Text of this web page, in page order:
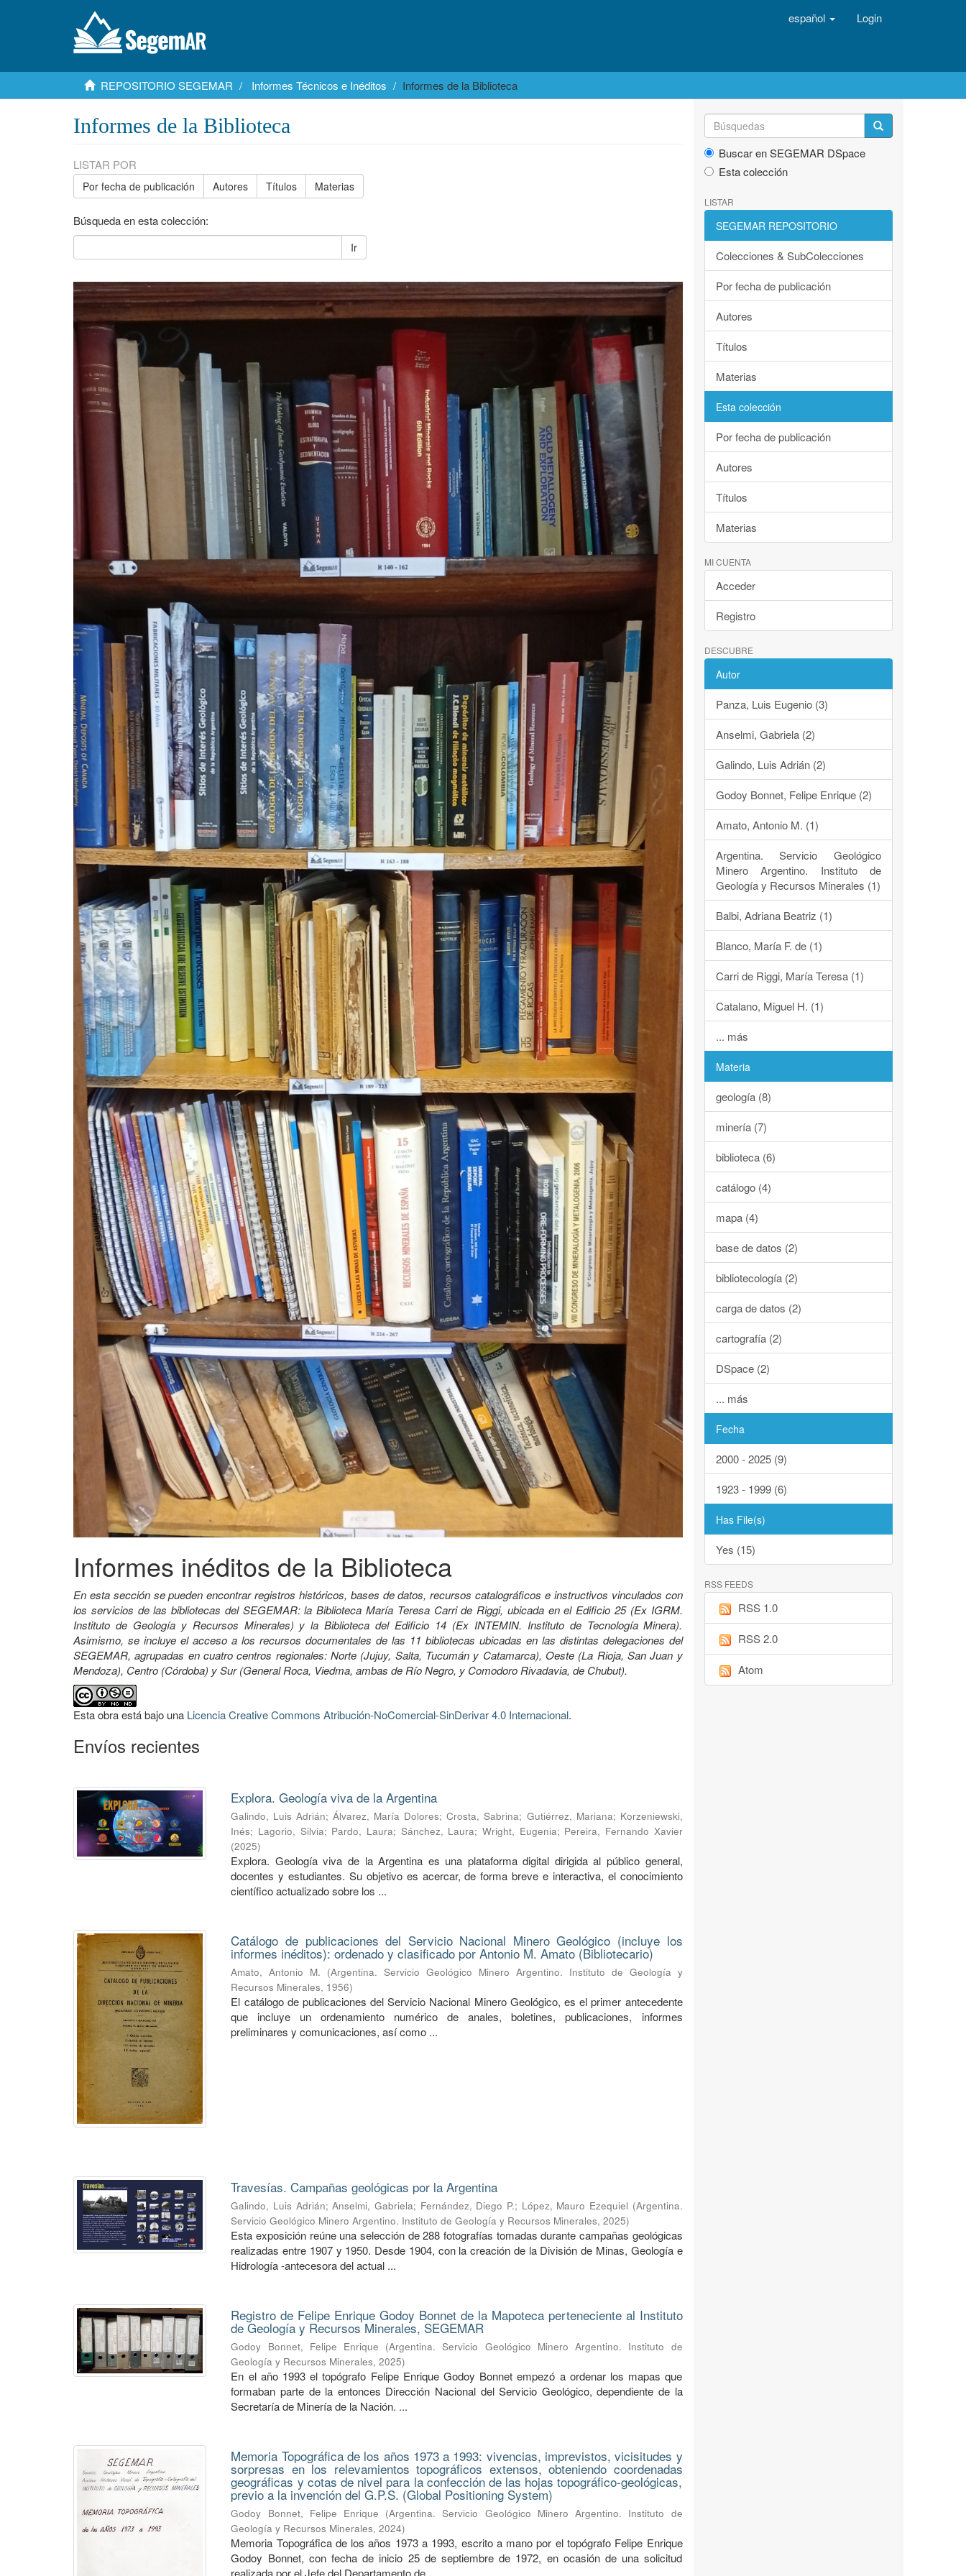
español Login
REPOSITORIO SEGEMAR Informes Técnicos e Inéditos Informes de la Biblioteca
Informes de la Biblioteca
LISTAR POR
Por fecha de publicación Autores Títulos Materias
Búsqueda en esta colección:
Ir
Informes inéditos de la Biblioteca
En esta sección se pueden encontrar registros históricos, bases de datos, recursos catalográficos e instructivos vinculados con
los servicios de las bibliotecas del SEGEMAR: la Biblioteca María Teresa Carri de Riggi, ubicada en el Edificio 25 (Ex IGRM.
Instituto de Geología y Recursos Minerales) y la Biblioteca del Edificio 14 (Ex INTEMIN. Instituto de Tecnología Minera).
Asimismo, se incluye el acceso a los recursos documentales de las 11 bibliotecas ubicadas en las distintas delegaciones del
SEGEMAR, agrupadas en cuatro centros regionales: Norte (Jujuy, Salta, Tucumán y Catamarca), Oeste (La Rioja, San Juan y
Mendoza), Centro (Córdoba) y Sur (General Roca, Viedma, ambas de Río Negro, y Comodoro Rivadavia, de Chubut).
Esta obra está bajo una Licencia Creative Commons Atribución-NoComercial-SinDerivar 4.0 Internacional.
Envíos recientes
Explora. Geología viva de la Argentina
Galindo, Luis Adrián;Álvarez, María Dolores;Crosta, Sabrina; Gutiérrez, Mariana; Korzeniewski,
Inés; Lagorio, Silvia; Pardo, Laura; Sánchez, Laura; Wright, Eugenia; Pereira, Fernando Xavier
(2025)
Explora. Geología viva de la Argentina es una plataforma digital dirigida al público general,
docentes y estudiantes. Su objetivo es acercar, de forma breve e interactiva, el conocimiento
científico actualizado sobre los ...
Catálogo de publicaciones del Servicio Nacional Minero Geológico (incluye los
informes inéditos): ordenado y clasificado por Antonio M. Amato (Bibliotecario)
Amato, Antonio M. (Argentina. Servicio Geológico Minero Argentino. Instituto de Geología y
Recursos Minerales, 1956)
El catálogo de publicaciones del Servicio Nacional Minero Geológico, es el primer antecedente
que incluye un ordenamiento numérico de anales, boletines, publicaciones, informes
preliminares y comunicaciones, así como ...
Travesías. Campañas geológicas por la Argentina
Galindo, Luis Adrián;Anselmi, Gabriela; Fernández, Diego P.; López, Mauro Ezequiel (Argentina.
Servicio Geológico Minero Argentino. Instituto de Geología y Recursos Minerales,2025)
Esta exposición reúne una selección de 288 fotografías tomadas durante campañas geológicas
realizadas entre 1907 y 1950. Desde 1904, con la creación de la División de Minas, Geología e
Hidrología -antecesora del actual ...
Registro de Felipe Enrique Godoy Bonnet de la Mapoteca perteneciente al Instituto
de Geología y Recursos Minerales, SEGEMAR
Godoy Bonnet, Felipe Enrique (Argentina. Servicio Geológico Minero Argentino. Instituto de
Geología y Recursos Minerales,2025)
En el año 1993 el topógrafo Felipe Enrique Godoy Bonnet empezó a ordenar los mapas que
formaban parte de la entonces Dirección Nacional del Servicio Geológico, dependiente de la
Secretaría de Minería de la Nación. ...
Memoria Topográfica de los años 1973 a 1993: vivencias, imprevistos, vicisitudes y
sorpresas en los relevamientos topográficos extensos, obteniendo coordenadas
geográficas y cotas de nivel para la confección de las hojas topográfico-geológicas,
previo a la invención del G.P.S. (Global Positioning System)
Godoy Bonnet, Felipe Enrique (Argentina. Servicio Geológico Minero Argentino. Instituto de
Geología y Recursos Minerales,2024)
Memoria Topográfica de los años 1973 a 1993, escrito a mano por el topógrafo Felipe Enrique
Godoy Bonnet, con fecha de inicio 25 de septiembre de 1972, en ocasión de una solicitud
realizada por el Jefe del Departamento de ...
Buscar en SEGEMAR DSpace
Esta colección
LISTAR
SEGEMAR REPOSITORIO
Colecciones & SubColecciones
Por fecha de publicación
Autores
Títulos
Materias
Esta colección
Por fecha de publicación
Autores
Títulos
Materias
MI CUENTA
Acceder
Registro
DESCUBRE
Autor
Panza, Luis Eugenio (3)
Anselmi, Gabriela (2)
Galindo, Luis Adrián (2)
Godoy Bonnet, Felipe Enrique (2)
Amato, Antonio M. (1)
Argentina. Servicio Geológico
Minero Argentino. Instituto de
Geología y Recursos Minerales (1)
Balbi, Adriana Beatriz (1)
Blanco, María F. de (1)
Carri de Riggi, María Teresa (1)
Catalano, Miguel H. (1)
... más
Materia
geología (8)
minería (7)
biblioteca (6)
catálogo (4)
mapa (4)
base de datos (2)
bibliotecología (2)
carga de datos (2)
cartografía (2)
DSpace (2)
... más
Fecha
2000 - 2025 (9)
1923 - 1999 (6)
Has File(s)
Yes (15)
RSS FEEDS
RSS 1.0
RSS 2.0
Atom